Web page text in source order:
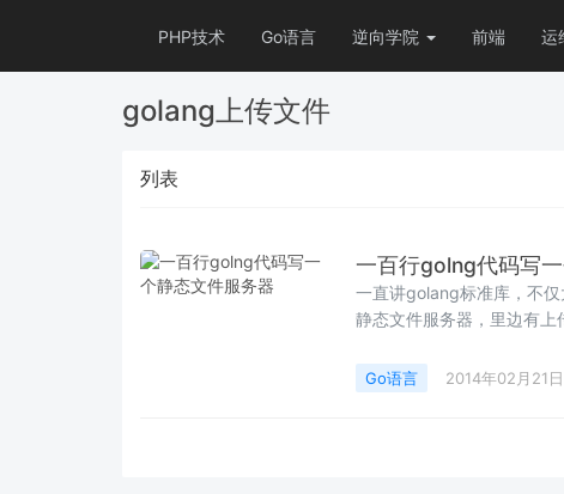
PHP技术 Go语言 逆向学院 前端 运
golang上传文件
列表
一百行golng代码写
一直讲golang标准库，不
静态文件服务器，里边有
Go语言 2014年02月21日